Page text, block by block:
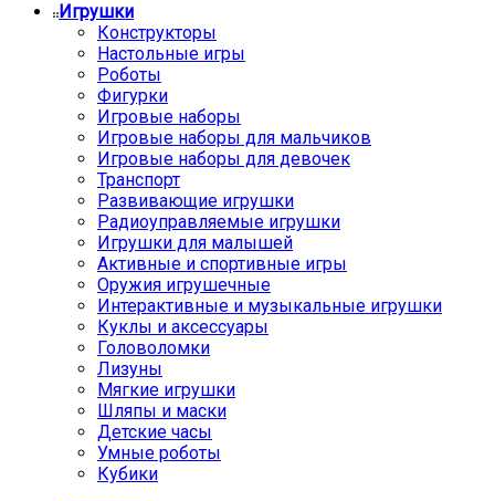
Игрушки
Конструкторы
Настольные игры
Роботы
Фигурки
Игровые наборы
Игровые наборы для мальчиков
Игровые наборы для девочек
Транспорт
Развивающие игрушки
Радиоуправляемые игрушки
Игрушки для малышей
Активные и спортивные игры
Оружия игрушечные
Интерактивные и музыкальные игрушки
Куклы и аксессуары
Головоломки
Лизуны
Мягкие игрушки
Шляпы и маски
Детские часы
Умные роботы
Кубики